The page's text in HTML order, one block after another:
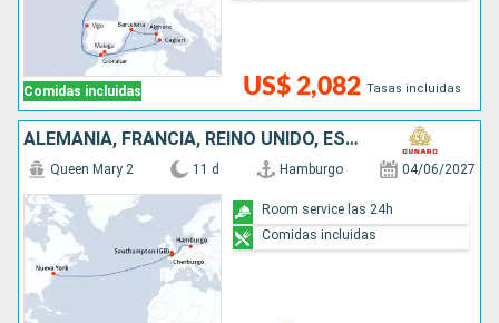
Comidas incluidas US$ 2,082 Tasas incluidas
ALEMANIA, FRANCIA, REINO UNIDO, ESTADOS UNIDOS
Queen Mary 2 11 d Hamburgo 04/06/2027
Room service las 24h
Comidas incluidas